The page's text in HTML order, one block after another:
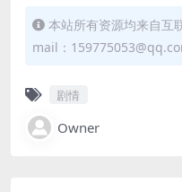
本站所有资源均来自互
mail：
剧情
Owner